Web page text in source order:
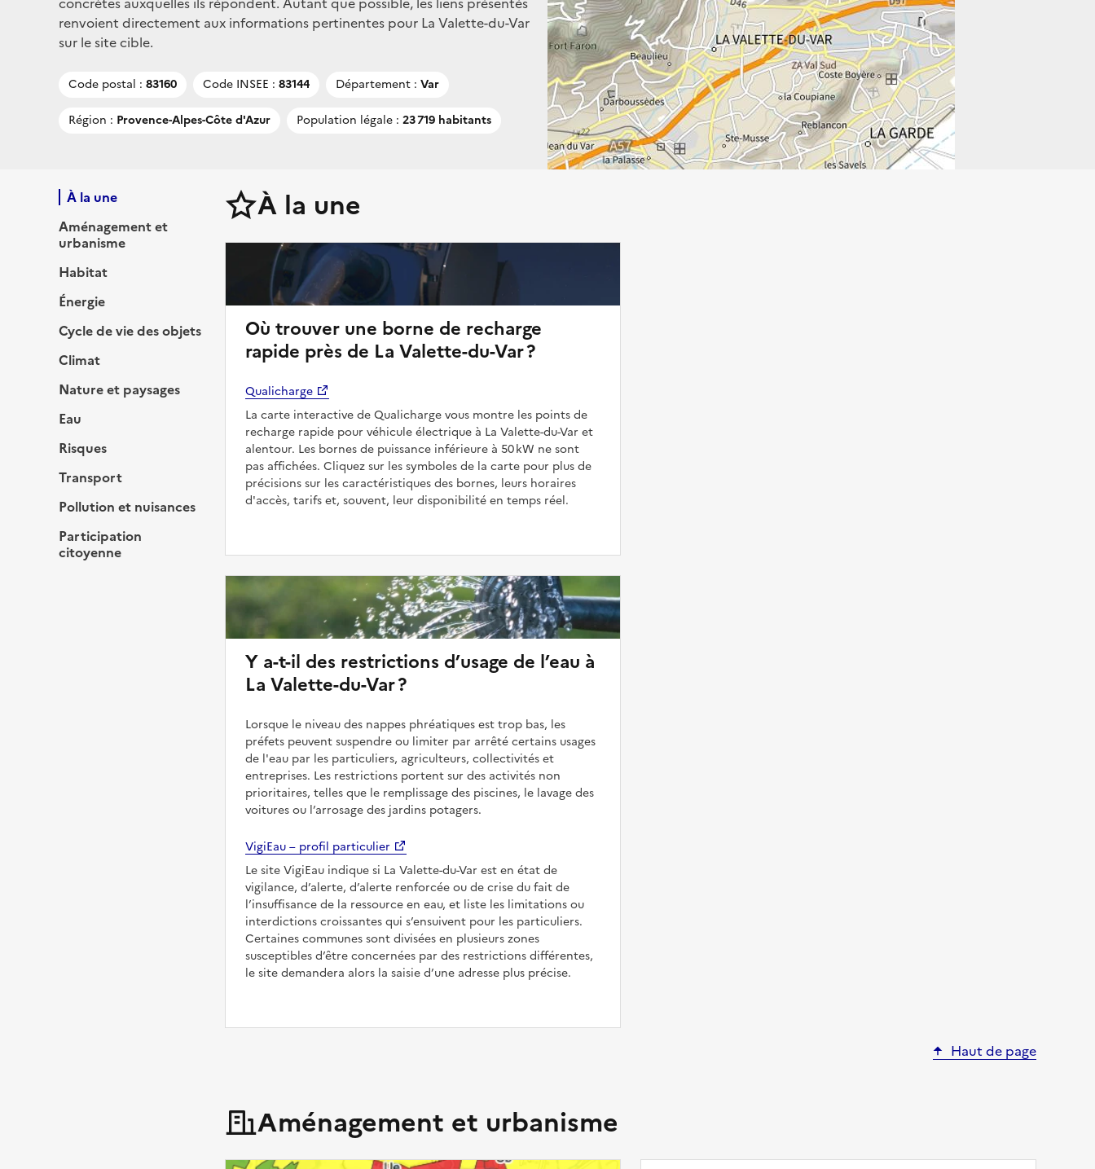
renvoient directement aux informations pertinentes pour La Valette-du-Var
sur le site cible.
Code postal : 83160 Code INSEE : 83144 Département : Var
Région : Provence-Alpes-Côte d'Azur Population légale : 23 719 habitants
À la une
Aménagement et
urbanisme
Habitat
Énergie
Cycle de vie des objets
Climat
Nature et paysages
Eau
Risques
Transport
Pollution et nuisances
Participation
citoyenne
À la une
Où trouver une borne de recharge
rapide près de La Valette-du-Var ?
Qualicharge
La carte interactive de Qualicharge vous montre les points de
recharge rapide pour véhicule électrique à La Valette-du-Var et
alentour. Les bornes de puissance inférieure à 50 kW ne sont
pas affichées. Cliquez sur les symboles de la carte pour plus de
précisions sur les caractéristiques des bornes, leurs horaires
d'accès, tarifs et, souvent, leur disponibilité en temps réel.
Y a-t-il des restrictions d’usage de l’eau à
La Valette-du-Var ?
Lorsque le niveau des nappes phréatiques est trop bas, les
préfets peuvent suspendre ou limiter par arrêté certains usages
de l'eau par les particuliers, agriculteurs, collectivités et
entreprises. Les restrictions portent sur des activités non
prioritaires, telles que le remplissage des piscines, le lavage des
voitures ou l’arrosage des jardins potagers.
VigiEau – profil particulier
Le site VigiEau indique si La Valette-du-Var est en état de
vigilance, d’alerte, d’alerte renforcée ou de crise du fait de
l’insuffisance de la ressource en eau, et liste les limitations ou
interdictions croissantes qui s’ensuivent pour les particuliers.
Certaines communes sont divisées en plusieurs zones
susceptibles d’être concernées par des restrictions différentes,
le site demandera alors la saisie d’une adresse plus précise.
Haut de page
Aménagement et urbanisme